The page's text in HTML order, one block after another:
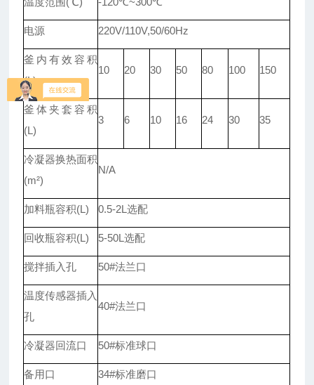
电源 220V/110V,50/60Hz
釜内有效容积
(L)
10 20 30 50 80 100 150
釜体夹套容积
(L)
3 6 10 16 24 30 35
冷凝器换热面积
(m²)
N/A
加料瓶容积(L) 0.5-2L选配
回收瓶容积(L) 5-50L选配
搅拌插入孔 50#法兰口
温度传感器插入
孔
40#法兰口
冷凝器回流口 50#标准球口
备用口 34#标准磨口